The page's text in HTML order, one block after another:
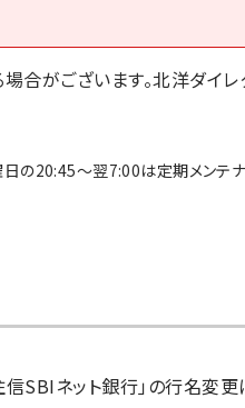
合がございます。北洋ダイレ
の20:45～翌7:00は定期メンテ
信SBIネット銀行」の行名変